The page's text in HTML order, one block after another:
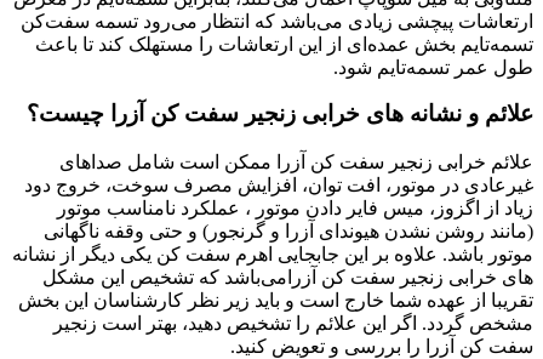
ارتعاشات پیچشی زیادی می‌باشد که انتظار می‌رود تسمه‌ سفت‌کن
تسمه‌تایم بخش عمده‌ای از این ارتعاشات را مستهلک کند تا باعث
طول عمر تسمه‌تایم شود.
علائم و نشانه های خرابی زنجیر سفت کن آزرا چیست؟
علائم خرابی زنجیر سفت کن آزرا ممکن است شامل صداهای
غیرعادی در موتور، افت توان، افزایش مصرف سوخت، خروج دود
زیاد از اگزوز، میس فایر دادن موتور ، عملکرد نامناسب موتور
(مانند روشن نشدن هیوندای آزرا و گرنجور) و حتی وقفه ناگهانی
موتور باشد. علاوه بر این جابجایی اهرم سفت کن یکی دیگر از نشانه
های خرابی زنجیر سفت کن آزرامی‌باشد که تشخیص این مشکل
تقریبا از عهده شما خارج است و باید زیر نظر کارشناسان این بخش
مشخص گردد. اگر این علائم را تشخیص دهید، بهتر است زنجیر
سفت کن آزرا را بررسی و تعویض کنید.